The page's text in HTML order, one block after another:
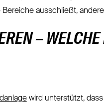
ausschließt,
–
wird unterstützt,